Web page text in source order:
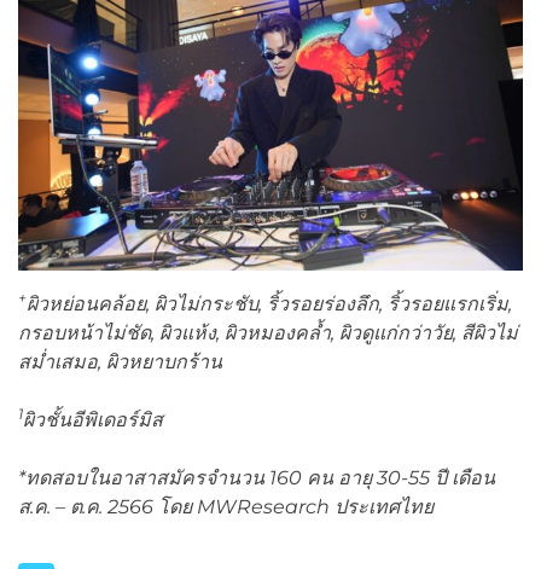
+ผิวหย่อนคล้อย, ผิวไม่กระชับ, ริ้วรอยร่องลึก, ริ้วรอยแรกเริ่ม,
กรอบหน้าไม่ชัด, ผิวแห้ง, ผิวหมองคล้ำ, ผิวดูแก่กว่าวัย, สีผิวไม่
สม่ำเสมอ, ผิวหยาบกร้าน
1ผิวชั้นอีพิเดอร์มิส
*ทดสอบในอาสาสมัครจำนวน 160 คน อายุ 30-55 ปี เดือน
ส.ค. – ต.ค. 2566 โดยMWResearch ประเทศไทย